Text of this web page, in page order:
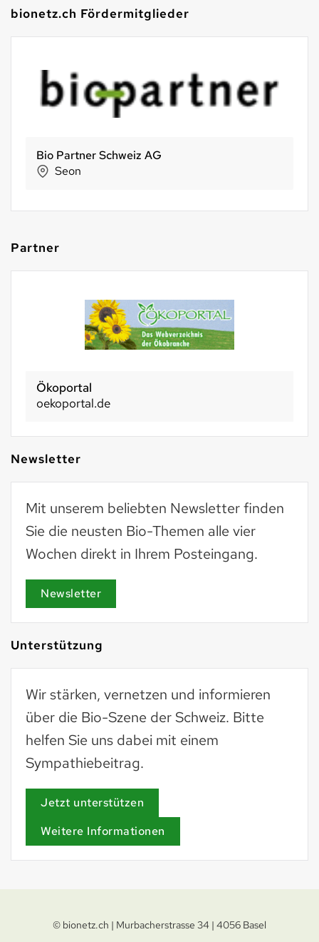
bionetz.ch Fördermitglieder
Bio Partner Schweiz AG
Seon
Partner
Ökoportal
oekoportal.de
Newsletter
Mit unserem beliebten Newsletter finden
Sie die neusten Bio-Themen alle vier
Wochen direkt in Ihrem Posteingang.
Newsletter
Unterstützung
Wir stärken, vernetzen und informieren
über die Bio-Szene der Schweiz. Bitte
helfen Sie uns dabei mit einem
Sympathiebeitrag.
Jetzt unterstützen
Weitere Informationen
© bionetz.ch | Murbacherstrasse 34 | 4056 Basel